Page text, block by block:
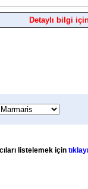
Detaylı bilgi
listelemek için